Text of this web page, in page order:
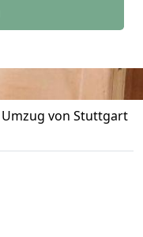
Umzug von Stuttgart